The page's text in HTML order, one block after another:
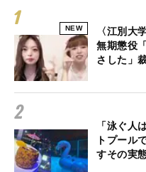
NEW
〈江別大
無期懲役
さした」
「泳ぐ人
トプール
すその実